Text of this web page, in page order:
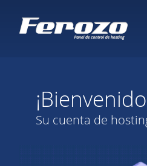
Su cuenta de